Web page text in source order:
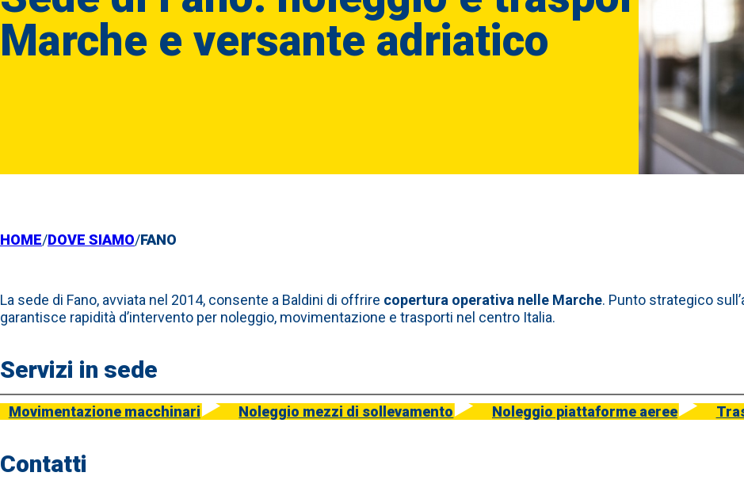
Marche e versante adriatico
HOME/DOVE SIAMO/FANO
La sede di Fano, avviata nel 2014, consente a Baldini di offrire copertura operativa nelle Marche. Punto strategico
garantisce rapidità d’intervento per noleggio, movimentazione e trasporti nel centro Italia.
Servizi in sede
Movimentazione macchinari Noleggio mezzi di sollevamento Noleggio piattaforme aeree
Contatti